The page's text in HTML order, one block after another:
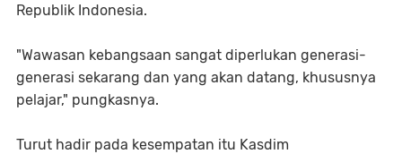
Republik Indonesia.
"Wawasan kebangsaan sangat diperlukan generasi-
generasi sekarang dan yang akan datang, khususnya
pelajar," pungkasnya.
Turut hadir pada kesempatan itu Kasdim